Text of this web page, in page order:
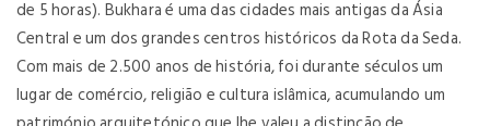
de 5 horas). Bukhara é uma das cidades mais antigas da Ásia
Central e um dos grandes centros históricos da Rota da Seda.
Com mais de 2.500 anos de história, foi durante séculos um
lugar de comércio, religião e cultura islâmica, acumulando um